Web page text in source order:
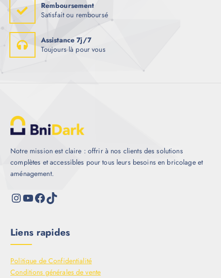
Remboursement
Satisfait ou remboursé
Assistance 7j/7
Toujours là pour vous
Notre mission est claire : offrir à nos clients des solutions
complètes et accessibles pour tous leurs besoins en bricolage et
aménagement.
Liens rapides
Politique de Confidentialité
Conditions générales de vente